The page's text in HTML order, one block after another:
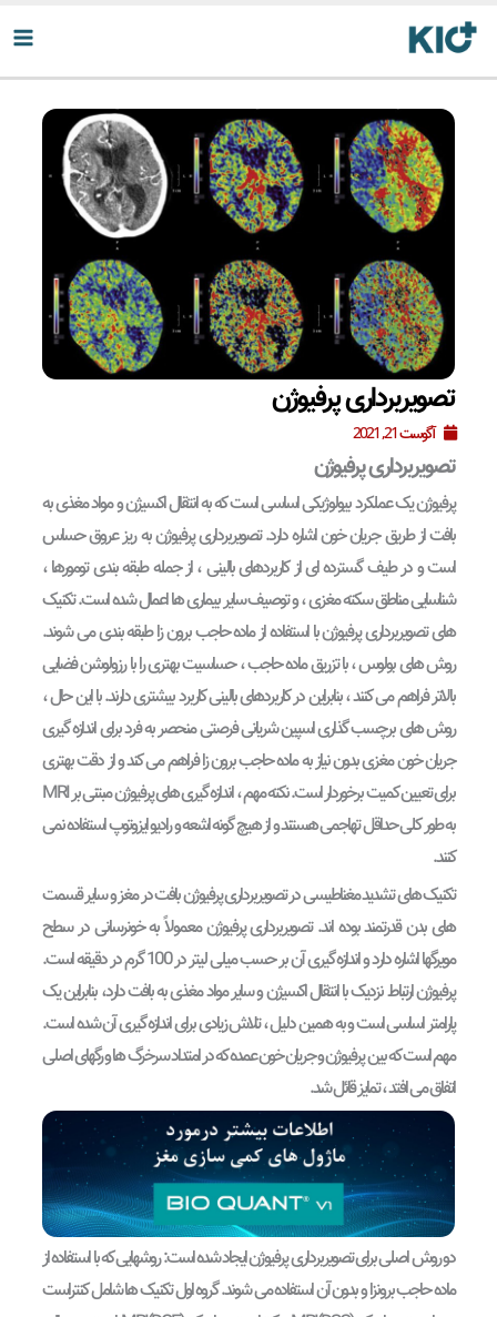
محتوا
تصویربرداری پرفیوژن
آگوست 21, 2021
تصویربرداری پرفیوژن
پرفیوژن یک عملکرد بیولوژیکی اساسی است که به انتقال اکسیژن و مواد مغذی به
بافت از طریق جریان خون اشاره دارد. تصویربرداری پرفیوژن به ریز عروق حساس
است و در طیف گسترده ای از کاربردهای بالینی ، از جمله طبقه بندی تومورها ،
شناسایی مناطق سکته مغزی ، و توصیف سایر بیماری ها اعمال شده است. تکنیک
های تصویربرداری پرفیوژن با استفاده از ماده حاجب برون زا طبقه بندی می شوند.
روش های بولوس ، با تزریق ماده حاجب ، حساسیت بهتری را با رزولوشن فضایی
بالاتر فراهم می کنند ، بنابراین در کاربردهای بالینی کاربرد بیشتری دارند. با این حال ،
روش های برچسب گذاری اسپین شریانی فرصتی منحصر به فرد برای اندازه گیری
جریان خون مغزی بدون نیاز به ماده حاجب برون زا فراهم می کند و از دقت بهتری
برای تعیین کمیت برخوردار است. نکته مهم ، اندازه گیری های پرفیوژن مبتنی بر MRI
به طور کلی حداقل تهاجمی هستند و از هیچ گونه اشعه و رادیو ایزوتوپ استفاده نمی
کنند.
تکنیک های تشدید مغناطیسی در تصویربرداری پرفیوژن بافت در مغز و سایر قسمت
های بدن قدرتمند بوده اند. تصویربرداری پرفیوژن معمولاً به خونرسانی در سطح
مویرگها اشاره دارد و اندازه گیری آن بر حسب میلی لیتر در 100 گرم در دقیقه است.
پرفیوژن ارتباط نزدیک با انتقال اکسیژن و سایر مواد مغذی به بافت دارد، بنابراین یک
پارامتر اساسی است و به همین دلیل ، تلاش زیادی برای اندازه گیری آن شده است.
مهم است که بین پرفیوژن و جریان خون عمده که در امتداد سرخرگ ها و رگهای اصلی
اتفاق می افتد ، تمایز قائل شد.
دو روش اصلی برای تصویربرداری پرفیوژن ایجاد شده است: روشهایی که با استفاده از
ماده حاجب برونزا و بدون آن استفاده می شوند. گروه اول تکنیک ها شامل کنتراست